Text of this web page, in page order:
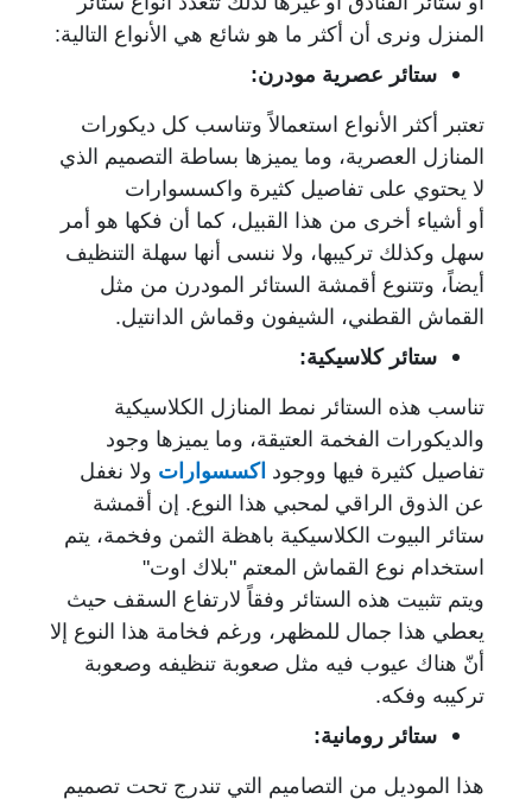
المنزل ونرى أن أكثر ما هو شائع هي الأنواع التالية:
ستائر عصرية مودرن:
تعتبر أكثر الأنواع استعمالاً وتناسب كل ديكورات
المنازل العصرية، وما يميزها بساطة التصميم الذي
لا يحتوي على تفاصيل كثيرة واكسسوارات
أو أشياء أخرى من هذا القبيل، كما أن فكها هو أمر
سهل وكذلك تركيبها، ولا ننسى أنها سهلة التنظيف
أيضاً، وتتنوع أقمشة الستائر المودرن من مثل
القماش القطني، الشيفون وقماش الدانتيل.
ستائر كلاسيكية:
تناسب هذه الستائر نمط المنازل الكلاسيكية
والديكورات الفخمة العتيقة، وما يميزها وجود
تفاصيل كثيرة فيها ووجود اكسسوارات ولا نغفل
عن الذوق الراقي لمحبي هذا النوع. إن أقمشة
ستائر البيوت الكلاسيكية باهظة الثمن وفخمة، يتم
استخدام نوع القماش المعتم "بلاك اوت"
ويتم تثبيت هذه الستائر وفقاً لارتفاع السقف حيث
يعطي هذا جمال للمظهر، ورغم فخامة هذا النوع إلا
أنّ هناك عيوب فيه مثل صعوبة تنظيفه وصعوبة
تركيبه وفكه.
ستائر رومانية:
هذا الموديل من التصاميم التي تندرج تحت تصميم